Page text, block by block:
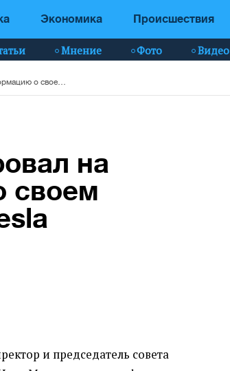
Экономика Происшествия
Мнение Фото Видео
на
своем
и председатель совета